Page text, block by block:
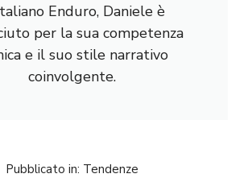
Enduro, Daniele è
per la sua competenza
e il suo stile narrativo
coinvolgente.
Pubblicato in: Tendenze